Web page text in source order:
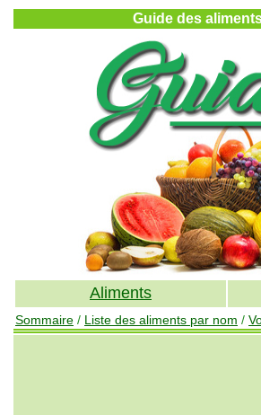
Guide des
Aliments
Sommaire / Liste des aliments par nom /